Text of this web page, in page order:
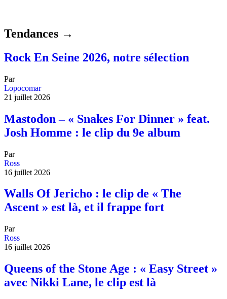
Tendances →
Rock En Seine 2026, notre sélection
Par
Lopocomar
21 juillet 2026
Mastodon – « Snakes For Dinner » feat.
Josh Homme : le clip du 9e album
Par
Ross
16 juillet 2026
Walls Of Jericho : le clip de « The
Ascent » est là, et il frappe fort
Par
Ross
16 juillet 2026
Queens of the Stone Age : « Easy Street »
avec Nikki Lane, le clip est là